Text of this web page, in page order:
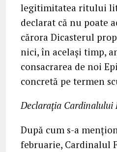
legitimitatea ritului
declarat că nu poate
cărora Dicasterul
nici, în același timp,
consacrarea de noi
concretă pe termen
Declarația Cardinalului
După cum s-a
februarie, Cardinalul